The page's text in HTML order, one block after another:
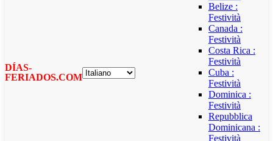
DÍAS-
FERIADOS.COM
Belize :
Festività
Canada :
Festività
Costa Rica :
Festività
Cuba :
Festività
Dominica :
Festività
Repubblica
Dominicana :
Festività